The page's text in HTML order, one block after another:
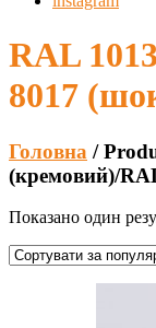
RAL
8017
Головна /
(кремовий)/
Показано один